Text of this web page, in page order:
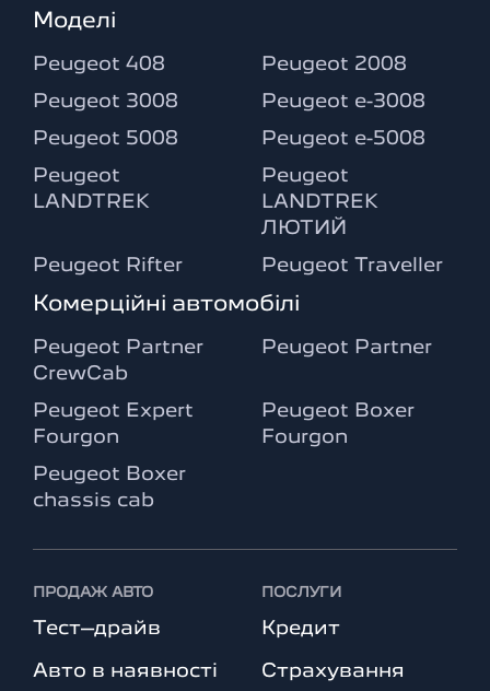
Моделі
Peugeot 408 Peugeot 2008
Peugeot 3008 Peugeot e-3008
Peugeot 5008 Peugeot e-5008
Peugeot
LANDTREK
Peugeot
LANDTREK
ЛЮТИЙ
Peugeot Rifter Peugeot Traveller
Комерційні автомобілі
Peugeot Partner
CrewCab
Peugeot Partner
Peugeot Expert
Fourgon
Peugeot Boxer
Fourgon
Peugeot Boxer
chassis cab
ПРОДАЖ АВТО
Тест–драйв
Авто в наявності
ПОСЛУГИ
Кредит
Страхування